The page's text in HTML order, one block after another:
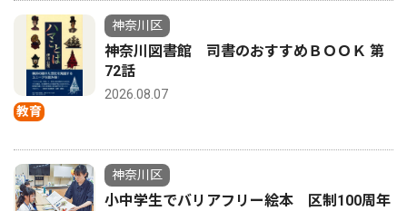
教育
神奈川区
神奈川図書館 司書のおすすめＢＯＯＫ 第
72話
2026.08.07
神奈川区
小中学生でバリアフリー絵本 区制100周年